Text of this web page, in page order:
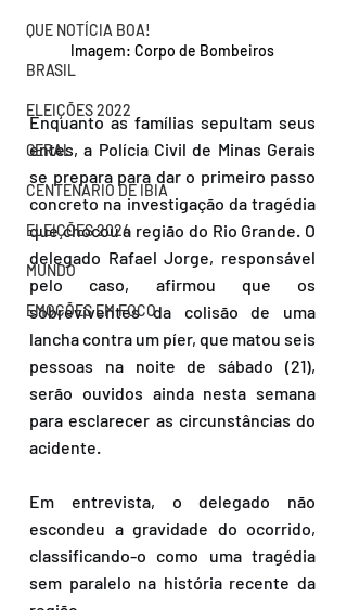
QUE NOTÍCIA BOA!
BRASIL
ELEIÇÕES 2022
GERAL
CENTENÁRIO DE IBIÁ
ELEIÇÕES 2024
MUNDO
EMOÇÕES EM FOCO
Imagem: Corpo de Bombeiros
Enquanto as famílias sepultam seus
entes, a Polícia Civil de Minas Gerais
se prepara para dar o primeiro passo
concreto na investigação da tragédia
que chocou a região do Rio Grande. O
delegado Rafael Jorge, responsável
pelo caso, afirmou que os
sobreviventes da colisão de uma
lancha contra um píer, que matou seis
pessoas na noite de sábado (21),
serão ouvidos ainda nesta semana
para esclarecer as circunstâncias do
acidente.
Em entrevista, o delegado não
escondeu a gravidade do ocorrido,
classificando-o como uma tragédia
sem paralelo na história recente da